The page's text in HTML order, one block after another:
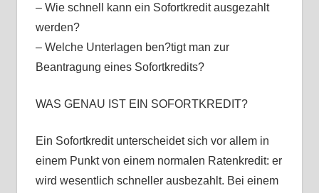
– Wie schnell kann ein Sofortkredit ausgezahlt
werden?
– Welche Unterlagen ben?tigt man zur
Beantragung eines Sofortkredits?
WAS GENAU IST EIN SOFORTKREDIT?
Ein Sofortkredit unterscheidet sich vor allem in
einem Punkt von einem normalen Ratenkredit: er
wird wesentlich schneller ausbezahlt. Bei einem